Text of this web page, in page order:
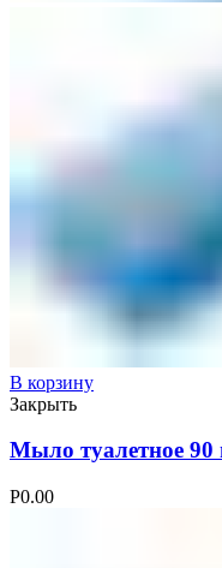
В корзину
Закрыть
Мыло туалетное 90
Р0.00